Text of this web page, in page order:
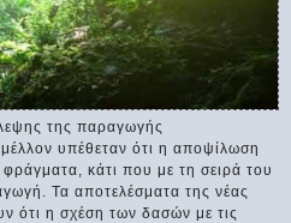
της παραγωγής
υπέθεταν ότι η αποψίλωση
κάτι που με τη σειρά του
Τα αποτελέσματα της νέας
ότι η σχέση των δασών με τις